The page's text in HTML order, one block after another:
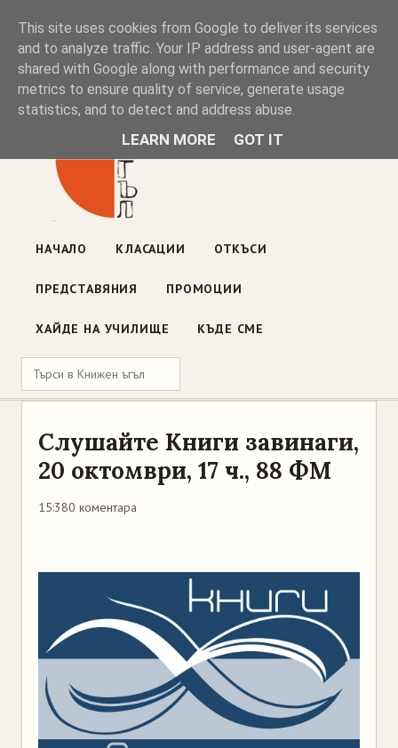
Книжен ъгъл
Блог на книжарницата — класации, откъси, нови книги
ул. „Оборище" 117, София· пон–пет 10:00–19:00 ·
НАЧАЛО КЛАСАЦИИ ОТКЪСИ
ПРЕДСТАВЯНИЯ ПРОМОЦИИ
ХАЙДЕ НА УЧИЛИЩЕ КЪДЕ СМЕ
Слушайте Книги завинаги,
20 октомври, 17 ч., 88 ФМ
15:380 коментара
This site uses cookies from Google to deliver its services
and to analyze traffic. Your IP address and user-agent are
shared with Google along with performance and security
metrics to ensure quality of service, generate usage
statistics, and to detect and address abuse.
LEARN MORE GOT IT